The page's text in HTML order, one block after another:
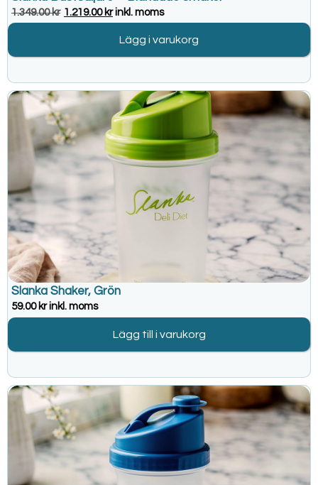
1.349.00kr 1.219.00 krinkl. moms
Lägg i varukorg
Slanka Shaker, Grön
59.00 krinkl. moms
Lägg till i varukorg